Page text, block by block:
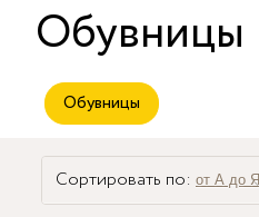
Обувницы
Обувницы
Сортировать по: от А до Я